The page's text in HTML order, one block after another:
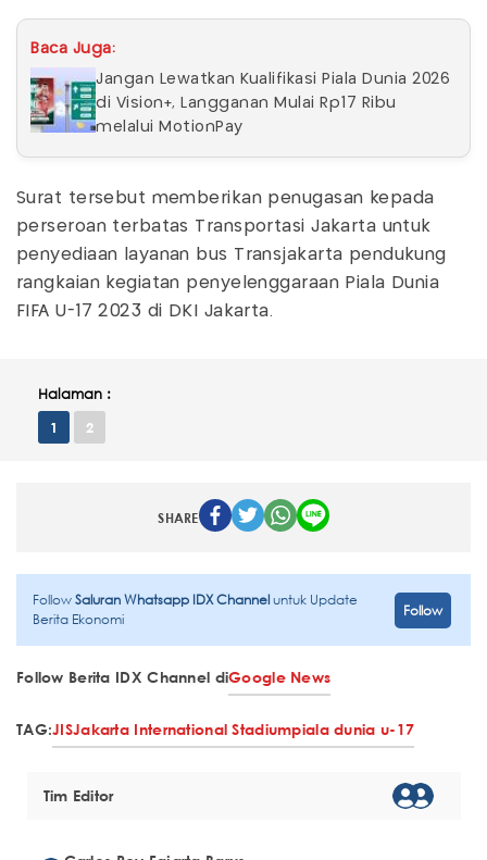
Baca Juga:
Jangan Lewatkan Kualifikasi Piala Dunia 2026
di Vision+, Langganan Mulai Rp17 Ribu
melalui MotionPay
Surat tersebut memberikan penugasan kepada
perseroan terbatas Transportasi Jakarta untuk
penyediaan layanan bus Transjakarta pendukung
rangkaian kegiatan penyelenggaraan Piala Dunia
FIFA U-17 2023 di DKI Jakarta.
Halaman :
1 2
SHARE
FollowSaluran Whatsapp IDX Channeluntuk Update
Berita Ekonomi
Follow
Follow Berita IDX Channel diGoogle News
TAG:JISJakarta International Stadiumpiala dunia u-17
Tim Editor